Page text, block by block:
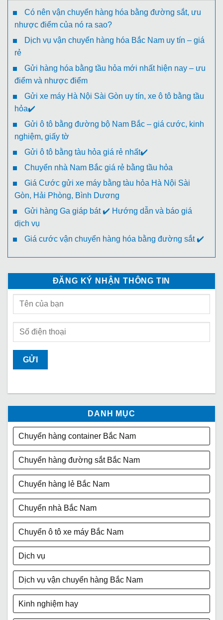
Có nên vận chuyển hàng hóa bằng đường sắt, ưu
nhược điểm của nó ra sao?
Dịch vụ vận chuyển hàng hóa Bắc Nam uy tín – giá
rẻ
Gửi hàng hóa bằng tầu hỏa mới nhất hiện nay – ưu
điểm và nhược điểm
Gửi xe máy Hà Nội Sài Gòn uy tín, xe ô tô bằng tầu
hỏa✔️
Gửi ô tô bằng đường bộ Nam Bắc – giá cước, kinh
nghiệm, giấy tờ
Gửi ô tô bằng tàu hỏa giá rẻ nhất✔️
Chuyển nhà Nam Bắc giá rẻ bằng tầu hỏa
Giá Cước gửi xe máy bằng tàu hỏa Hà Nội Sài
Gòn, Hải Phòng, Bình Dương
Gửi hàng Ga giáp bát ✔️ Hướng dẫn và báo giá
dịch vụ
Giá cước vận chuyển hàng hóa bằng đường sắt ✔️
ĐĂNG KÝ NHẬN THÔNG TIN
DANH MỤC
Chuyển hàng container Bắc Nam
Chuyển hàng đường sắt Bắc Nam
Chuyển hàng lẻ Bắc Nam
Chuyển nhà Bắc Nam
Chuyển ô tô xe máy Bắc Nam
Dịch vụ
Dịch vụ vận chuyển hàng Bắc Nam
Kinh nghiệm hay